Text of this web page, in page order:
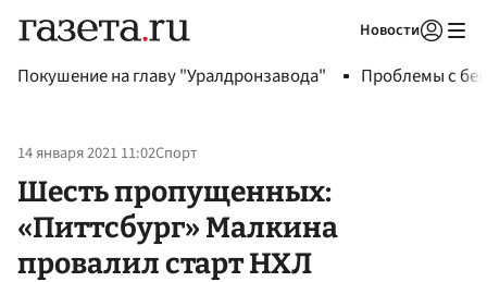
Новости
Покушение на главу "Уралдронзавода" Проблемы с
14 января 2021 11:02Спорт
Шесть пропущенных:
«Питтсбург» Малкина
провалил старт НХЛ